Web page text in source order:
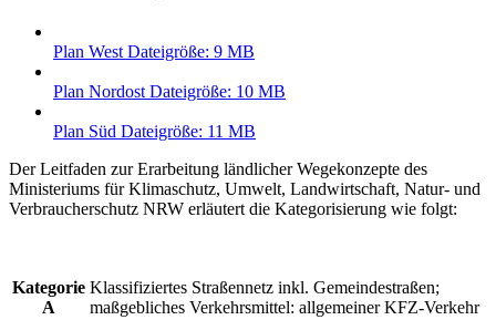
Plan West Dateigröße: 9 MB
Plan Nordost Dateigröße: 10 MB
Plan Süd Dateigröße: 11 MB
Der Leitfaden zur Erarbeitung ländlicher Wegekonzepte des
Ministeriums für Klimaschutz, Umwelt, Landwirtschaft, Natur- und
Verbraucherschutz NRW erläutert die Kategorisierung wie folgt:
Kategorie
A
Klassifiziertes Straßennetz inkl. Gemeindestraßen;
maßgebliches Verkehrsmittel: allgemeiner KFZ-Verkehr